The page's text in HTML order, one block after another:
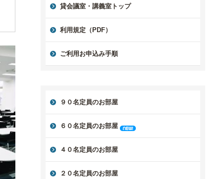
貸会議室・講義室トップ
利用規定（PDF）
ご利用お申込み手順
９０名定員のお部屋
６０名定員のお部屋
４０名定員のお部屋
２０名定員のお部屋